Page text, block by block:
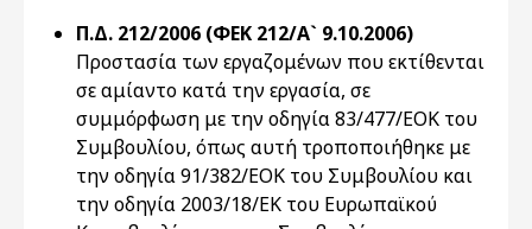
Π.Δ. 212/2006 (ΦΕΚ 212/Α` 9.10.2006)
Προστασία των εργαζομένων που εκτίθενται
σε αμίαντο κατά την εργασία, σε
συμμόρφωση με την οδηγία 83/477/ΕΟΚ του
Συμβουλίου, όπως αυτή τροποποιήθηκε με
την οδηγία 91/382/ΕΟΚ του Συμβουλίου και
την οδηγία 2003/18/ΕΚ του Ευρωπαϊκού